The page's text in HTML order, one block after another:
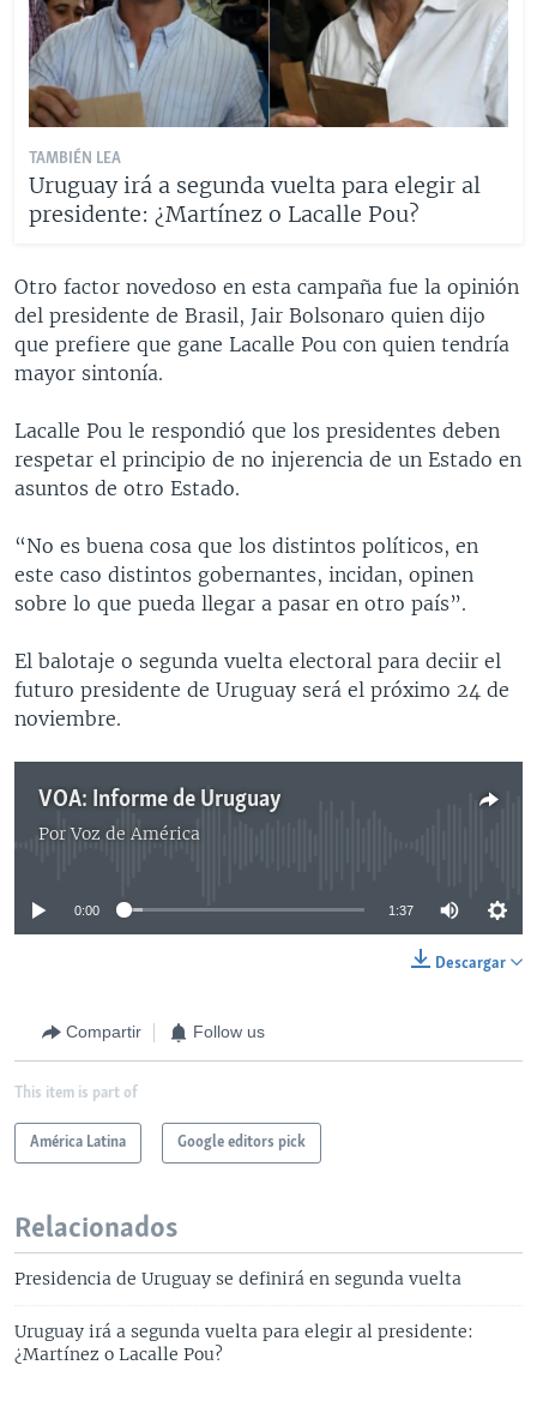
TAMBIÉN LEA
Uruguay irá a segunda vuelta para elegir al
presidente: ¿Martínez o Lacalle Pou?
Otro factor novedoso en esta campaña fue la opinión
del presidente de Brasil, Jair Bolsonaro quien dijo
que prefiere que gane Lacalle Pou con quien tendría
mayor sintonía.
Lacalle Pou le respondió que los presidentes deben
respetar el principio de no injerencia de un Estado en
asuntos de otro Estado.
“No es buena cosa que los distintos políticos, en
este caso distintos gobernantes, incidan, opinen
sobre lo que pueda llegar a pasar en otro país”.
El balotaje o segunda vuelta electoral para deciir el
futuro presidente de Uruguay será el próximo 24 de
noviembre.
VOA: Informe de Uruguay
PorVoz de América
No media source currently available
0:00 1:37
Descargar
Compartir Follow us
This item is part of
América Latina Google editors pick
Relacionados
Presidencia de Uruguay se definirá en segunda vuelta
Uruguay irá a segunda vuelta para elegir al presidente:
¿Martínez o Lacalle Pou?